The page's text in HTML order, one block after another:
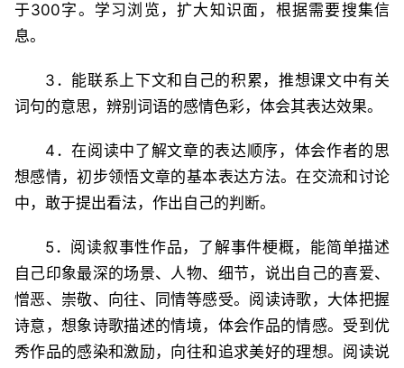
于300字。学习浏览，扩大知识面，根据需要搜集信
息。
3．能联系上下文和自己的积累，推想课文中有关
词句的意思，辨别词语的感情色彩，体会其表达效果。
4．在阅读中了解文章的表达顺序，体会作者的思
想感情，初步领悟文章的基本表达方法。在交流和讨论
中，敢于提出看法，作出自己的判断。
5．阅读叙事性作品，了解事件梗概，能简单描述
自己印象最深的场景、人物、细节，说出自己的喜爱、
憎恶、崇敬、向往、同情等感受。阅读诗歌，大体把握
诗意，想象诗歌描述的情境，体会作品的情感。受到优
秀作品的感染和激励，向往和追求美好的理想。阅读说